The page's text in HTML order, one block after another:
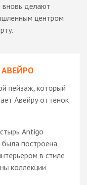
делают
центром
пейзаж, который
Авейру оттенок
Antigo
была построена
в стиле
коллекции